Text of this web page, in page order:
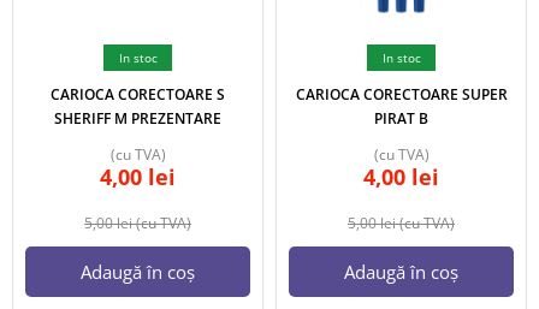
In stoc
CARIOCA CORECTOARE S
SHERIFF M PREZENTARE
5,00lei(cu TVA)
4,00 lei
(cu TVA)
Adaugă în coș
In stoc
CARIOCA CORECTOARE SUPER
PIRAT B
5,00lei(cu TVA)
4,00 lei
(cu TVA)
Adaugă în coș